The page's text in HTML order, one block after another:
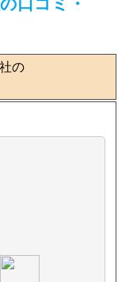
の